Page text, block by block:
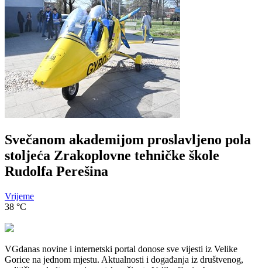
Svečanom akademijom proslavljeno pola
stoljeća Zrakoplovne tehničke škole
Rudolfa Perešina
Vrijeme
38 °C
VGdanas novine i internetski portal donose sve vijesti iz Velike
Gorice na jednom mjestu. Aktualnosti i događanja iz društvenog,